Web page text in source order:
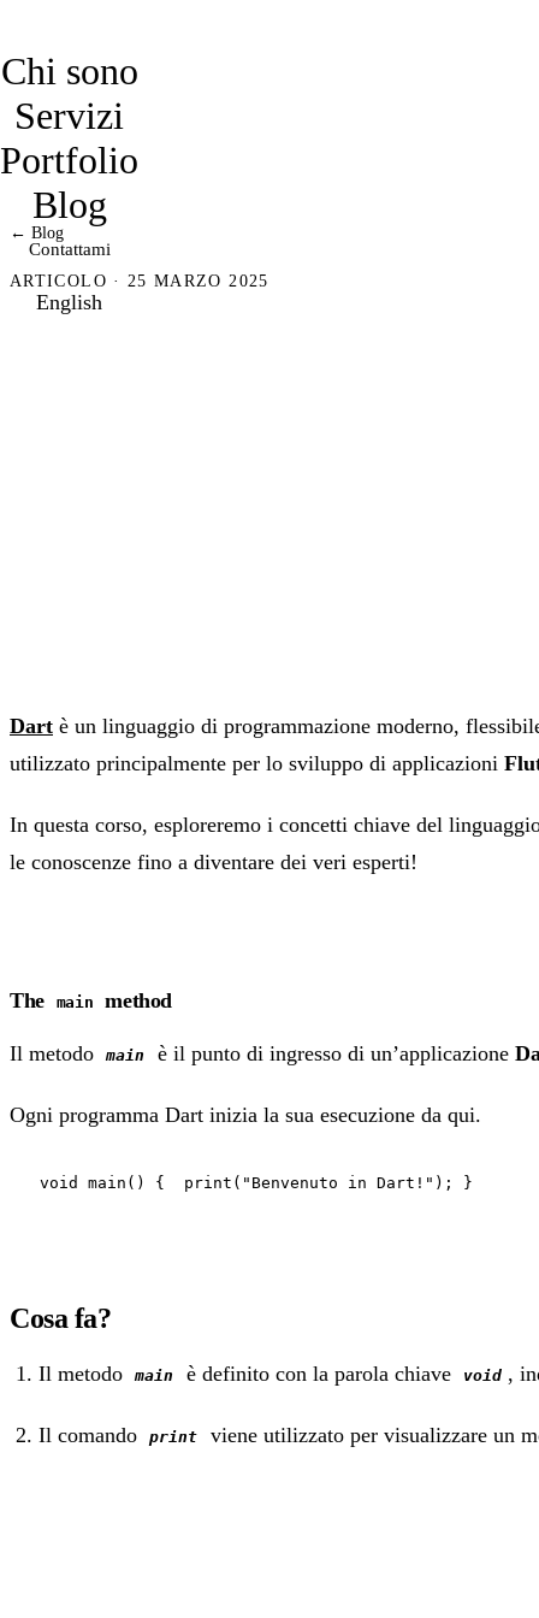
Chi sono
Servizi
Portfolio
Blog
Contattami
English
← Blog
ARTICOLO · 25 MARZO 2025
Dart è un linguaggio di programmazione moderno,
utilizzato principalmente per lo sviluppo di applicazioni
In questa corso, esploreremo i concetti chiave del
le conoscenze fino a diventare dei veri esperti!
The main method
Il metodo main è il punto di ingresso di un’applicazione
Ogni programma Dart inizia la sua esecuzione da qui.
void main() { print("Benvenuto in Dart!"); }
Cosa fa?
Il metodo main è definito con la parola chiave void ,
Il comando print viene utilizzato per visualizzare un